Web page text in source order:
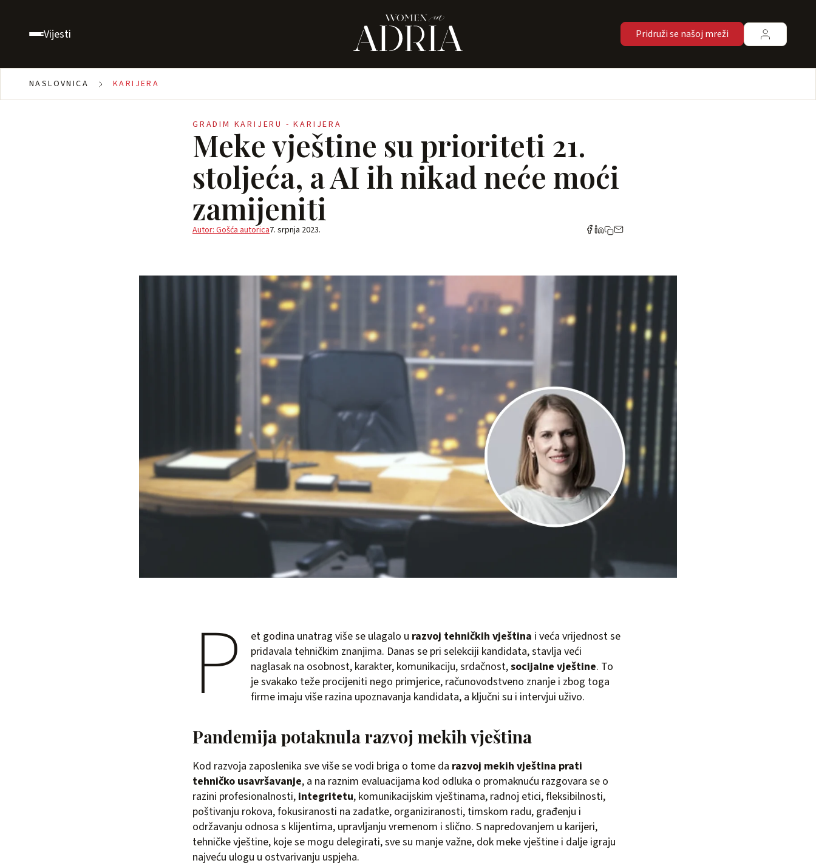
Vijesti Pridruži se našoj mreži
NASLOVNICA KARIJERA
GRADIM KARIJERU - KARIJERA
Meke vještine su prioriteti 21.
stoljeća, a AI ih nikad neće moći
zamijeniti
Autor: Gošća autorica7. srpnja 2023.
P et godina unatrag više se ulagalo u razvoj tehničkih vještina i veća vrijednost se
pridavala tehničkim znanjima. Danas se pri selekciji kandidata, stavlja veći
naglasak na osobnost, karakter, komunikaciju, srdačnost,socijalne vještine. To
je svakako teže procijeniti nego primjerice, računovodstveno znanje i zbog toga
firme imaju više razina upoznavanja kandidata, a ključni su i intervjui uživo.
Pandemija potaknula razvoj mekih vještina
Kod razvoja zaposlenika sve više se vodi briga o tome da razvoj mekih vještina prati
tehničko usavršavanje, a na raznim evaluacijama kod odluka o promaknuću razgovara se o
razini profesionalnosti, integritetu, komunikacijskim vještinama, radnoj etici, fleksibilnosti,
poštivanju rokova, fokusiranosti na zadatke, organiziranosti, timskom radu, građenju i
održavanju odnosa s klijentima, upravljanju vremenom i slično. S napredovanjem u karijeri,
tehničke vještine, koje se mogu delegirati, sve su manje važne, dok meke vještine i dalje igraju
najveću ulogu u ostvarivanju uspjeha.